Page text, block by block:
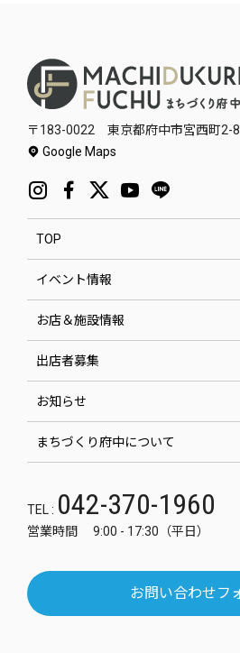
〒183-0022 東京都府中市宮西町
Google Maps
TOP
イベント情報
お店＆施設情報
出店者募集
お知らせ
まちづくり府中について
TEL : 042-370-1960
営業時間 9:00 - 17:30（平日）
お問い合わせフ